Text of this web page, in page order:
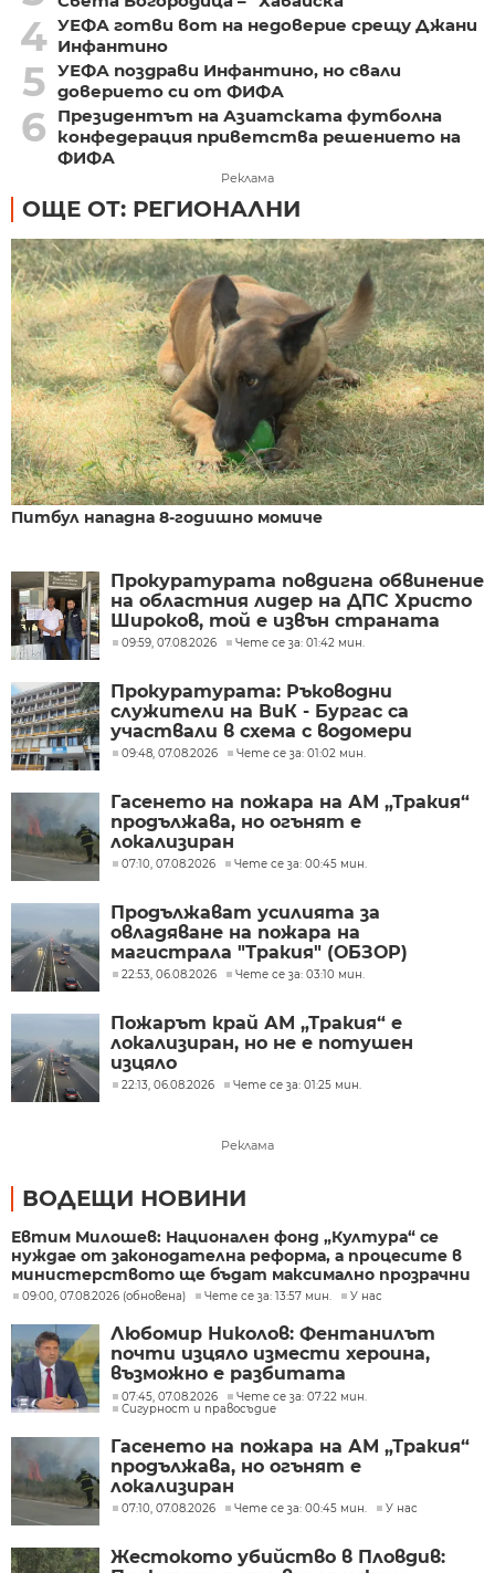
4 УЕФА готви вот на недоверие срещу Джани
Инфантино
5 УЕФА поздрави Инфантино, но свали
доверието си от ФИФА
6
Президентът на Азиатската футболна
конфедерация приветства решението на
ФИФА
Реклама
ОЩЕ ОТ: РЕГИОНАЛНИ
Питбул нападна 8-годишно момиче
Прокуратурата повдигна обвинение
на областния лидер на ДПС Христо
Широков, той е извън страната
09:59, 07.08.2026 Чете се за: 01:42 мин.
Прокуратурата: Ръководни
служители на ВиК - Бургас са
участвали в схема с водомери
09:48, 07.08.2026 Чете се за: 01:02 мин.
Гасенето на пожара на АМ „Тракия“
продължава, но огънят е
локализиран
07:10, 07.08.2026 Чете се за: 00:45 мин.
Продължават усилията за
овладяване на пожара на
магистрала "Тракия" (ОБЗОР)
22:53, 06.08.2026 Чете се за: 03:10 мин.
Пожарът край АМ „Тракия“ е
локализиран, но не е потушен
изцяло
22:13, 06.08.2026 Чете се за: 01:25 мин.
Реклама
ВОДЕЩИ НОВИНИ
Евтим Милошев: Национален фонд „Култура“ се
нуждае от законодателна реформа, а процесите в
министерството ще бъдат максимално прозрачни
09:00, 07.08.2026 (обновена) Чете се за: 13:57 мин. У нас
Любомир Николов: Фентанилът
почти изцяло измести хероина,
възможно е разбитата
лаборатория да е единствената у
нас
07:45, 07.08.2026
Чете се за: 07:22 мин.
Сигурност и правосъдие
Гасенето на пожара на АМ „Тракия“
продължава, но огънят е
локализиран
07:10, 07.08.2026 Чете се за: 00:45 мин. У нас
Жестокото убийство в Пловдив: